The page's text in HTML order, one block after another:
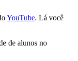
YouTube. Lá você
de alunos no